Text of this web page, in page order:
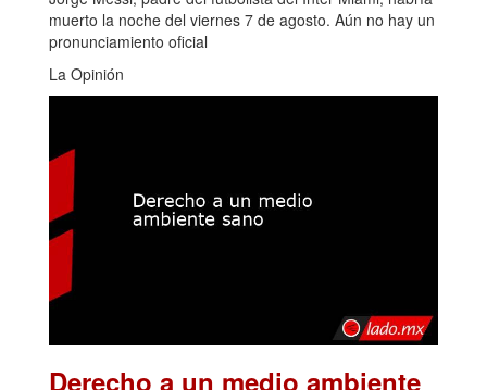
muerto la noche del viernes 7 de agosto. Aún no hay un
pronunciamiento oficial
La Opinión
Derecho a un medio ambiente